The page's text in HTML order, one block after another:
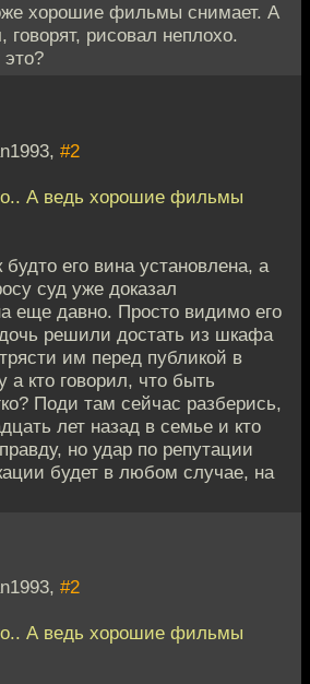
хорошие фильмы снимает. А
рисовал неплохо.
#2
А ведь хорошие фильмы
его вина установлена, а
суд уже доказал
еще давно. Просто видимо его
решили достать из шкафа
им перед публикой в
кто говорил, что быть
Поди там сейчас разберись,
лет назад в семье и кто
но удар по репутации
будет в любом случае, на
#2
А ведь хорошие фильмы